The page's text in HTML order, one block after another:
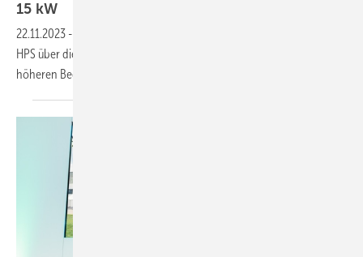
15 kW
22.11.2023 -
HPS über die doppelte Ausgangsleistung und kann damit einen noch
höheren Bedarf